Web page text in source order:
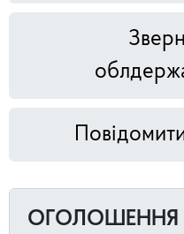
ОГОЛОШЕННЯ